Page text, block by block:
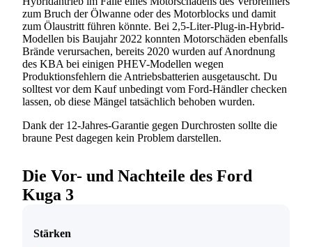
zum Bruch der Ölwanne oder des Motorblocks und damit
zum Ölaustritt führen könnte. Bei 2,5-Liter-Plug-in-Hybrid-
Modellen bis Baujahr 2022 konnten Motorschäden ebenfalls
Brände verursachen, bereits 2020 wurden auf Anordnung
des KBA bei einigen PHEV-Modellen wegen
Produktionsfehlern die Antriebsbatterien ausgetauscht. Du
solltest vor dem Kauf unbedingt vom Ford-Händler checken
lassen, ob diese Mängel tatsächlich behoben wurden.
Dank der 12-Jahres-Garantie gegen Durchrosten sollte die
braune Pest dagegen kein Problem darstellen.
Die Vor- und Nachteile des Ford
Kuga 3
Stärken